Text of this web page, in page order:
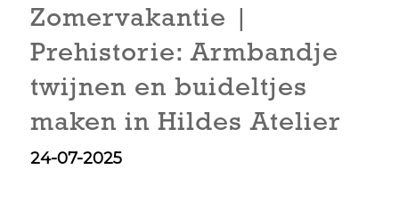
Zomervakantie |
Prehistorie: Armbandje
twijnen en buideltjes
maken in Hildes Atelier
24-07-2025